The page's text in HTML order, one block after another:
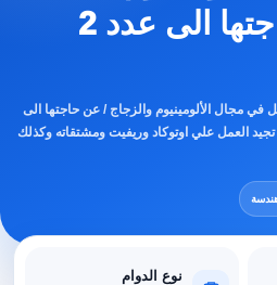
والزجاج عن حاجتها الى عدد 2
مجال الألومينيوم والزجاج / عن حاجتها الى
أو رسامه تجيد العمل علي اوتوكاد وريفيت ومشتقاته وكذلك
نوع الدوام